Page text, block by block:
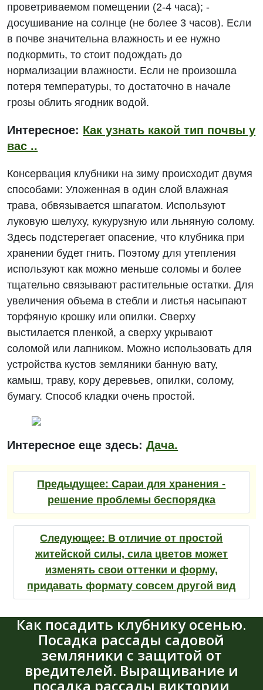
проветриваемом помещении (2-4 часа); -
досушивание на солнце (не более 3 часов). Если
в почве значительна влажность и ее нужно
подкормить, то стоит подождать до
нормализации влажности. Если не произошла
потеря температуры, то достаточно в начале
грозы облить ягодник водой.
Интересное: Как узнать какой тип почвы у
вас ..
Консервация клубники на зиму происходит двумя
способами: Уложенная в один слой влажная
трава, обвязывается шпагатом. Используют
луковую шелуху, кукурузную или льняную солому.
Здесь подстерегает опасение, что клубника при
хранении будет гнить. Поэтому для утепления
используют как можно меньше соломы и более
тщательно связывают растительные остатки. Для
увеличения объема в стебли и листья насыпают
торфяную крошку или опилки. Сверху
выстилается пленкой, а сверху укрывают
соломой или лапником. Можно использовать для
устройства кустов земляники банную вату,
камыш, траву, кору деревьев, опилки, солому,
бумагу. Способ кладки очень простой.
Интересное еще здесь:Дача.
Предыдущее:Сараи для хранения -
решение проблемы беспорядка
Следующее: В отличие от простой
житейской силы, сила цветов может
изменять свои оттенки и форму,
придавать формату совсем другой вид
Как посадить клубнику осенью.
Посадка рассады садовой
земляники с защитой от
вредителей. Выращивание и
посадка рассады виктории